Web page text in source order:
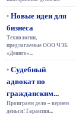
•Новые идеи для
бизнеса
Технологии,
предлагаемые ООО ЧЭБ
«Дениго»...
•Судебный
адвокат по
гражданским...
Проиграем дело – вернем
деньги! Гарантия...